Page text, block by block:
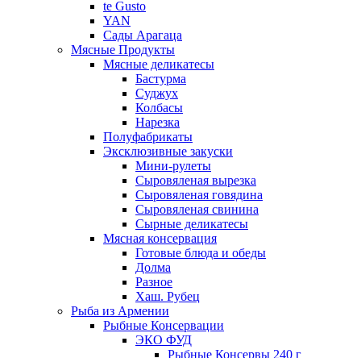
te Gusto
YAN
Сады Арагаца
Мясные Продукты
Мясные деликатесы
Бастурма
Суджух
Колбасы
Нарезка
Полуфабрикаты
Эксклюзивные закуски
Мини-рулеты
Сыровяленая вырезка
Сыровяленая говядина
Сыровяленая свинина
Сырные деликатесы
Мясная консервация
Готовые блюда и обеды
Долма
Разное
Хаш. Рубец
Рыба из Армении
Рыбные Консервации
ЭКО ФУД
Рыбные Консервы 240 г